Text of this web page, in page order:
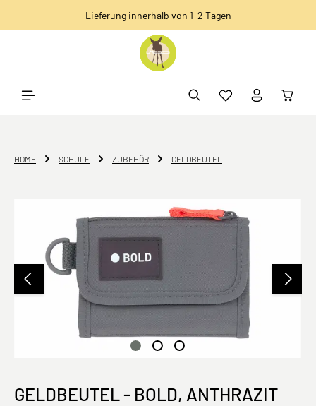
Lieferung innerhalb von 1-2 Tagen
HOME SCHULE ZUBEHÖR GELDBEUTEL
GELDBEUTEL - BOLD, ANTHRAZIT